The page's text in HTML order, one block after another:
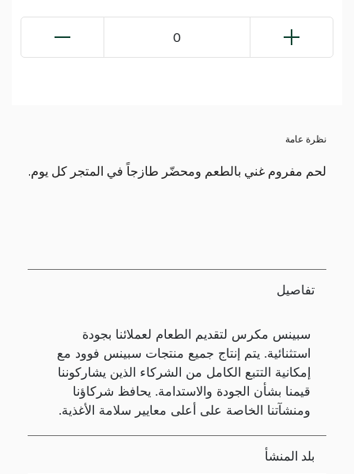
0
نظرة عامة
لحم مفروم غني بالطعم ومحضّر طازجاً في المتجر كل يوم.
تفاصيل
سبينس مكرس لتقديم الطعام لعملائنا بجودة
استثنائية. يتم إنتاج جميع منتجات سبينس فوود مع
إمكانية التتبع الكامل من الشركاء الذين يشاركوننا
قيمنا بشأن الجودة والاستدامة. يحافظ شركاؤنا
ومنشآتنا الخاصة على أعلى معايير سلامة الأغذية.
بلد المنشأ